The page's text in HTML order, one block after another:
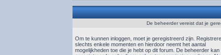
De beheerder vereist dat je
Om te kunnen inloggen, moet je geregistreerd zijn.
slechts enkele momenten en hierdoor neemt het aantal
mogelijkheden toe die je hebt op dit forum. De beheerder kan